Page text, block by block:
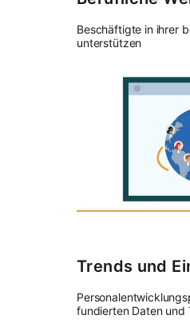
Beschäftigte in ihrer
unterstützen
Trends und
fundierten Daten und